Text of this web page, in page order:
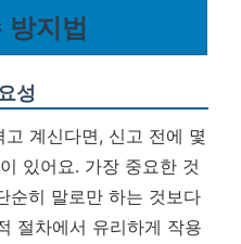
지법
성
계신다면, 신고 전에 몇
있어요. 가장 중요한 것
순히 말로만 하는 것보다
절차에서 유리하게 작용